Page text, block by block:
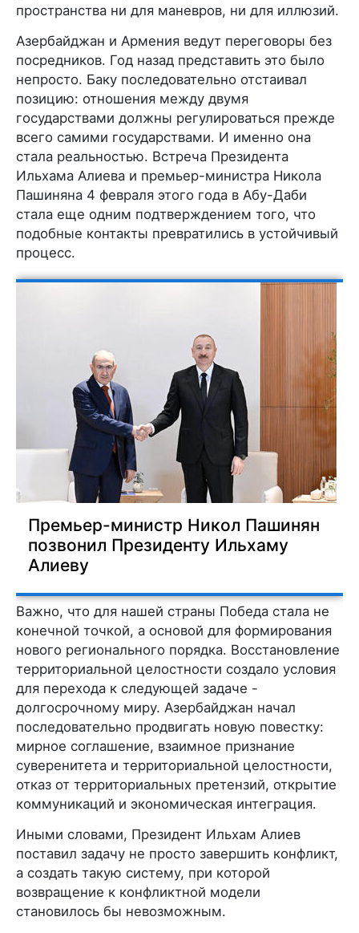
пространства ни для маневров, ни для иллюзий.
Азербайджан и Армения ведут переговоры без
посредников. Год назад представить это было
непросто. Баку последовательно отстаивал
позицию: отношения между двумя
государствами должны регулироваться прежде
всего самими государствами. И именно она
стала реальностью. Встреча Президента
Ильхама Алиева и премьер-министра Никола
Пашиняна 4 февраля этого года в Абу-Даби
стала еще одним подтверждением того, что
подобные контакты превратились в устойчивый
процесс.
Премьер-министр Никол Пашинян
позвонил Президенту Ильхаму
Алиеву
Важно, что для нашей страны Победа стала не
конечной точкой, а основой для формирования
нового регионального порядка. Восстановление
территориальной целостности создало условия
для перехода к следующей задаче -
долгосрочному миру. Азербайджан начал
последовательно продвигать новую повестку:
мирное соглашение, взаимное признание
суверенитета и территориальной целостности,
отказ от территориальных претензий, открытие
коммуникаций и экономическая интеграция.
Иными словами, Президент Ильхам Алиев
поставил задачу не просто завершить конфликт,
а создать такую систему, при которой
возвращение к конфликтной модели
становилось бы невозможным.